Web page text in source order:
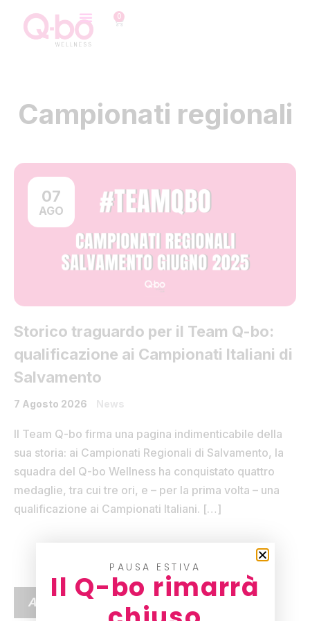
0
Campionati regionali
07
AGO
Storico traguardo per il Team Q-bo:
qualificazione ai Campionati Italiani di
Salvamento
7 Agosto 2026 News
Il Team Q-bo firma una pagina indimenticabile della
sua storia: ai Campionati Regionali di Salvamento, la
squadra del Q-bo Wellness ha conquistato quattro
medaglie, tra cui tre ori, e – per la prima volta – una
qualificazione ai Campionati Italiani. […]
ARTICOLI RECENTI
PAUSA ESTIVA
Il Q-bo rimarrà